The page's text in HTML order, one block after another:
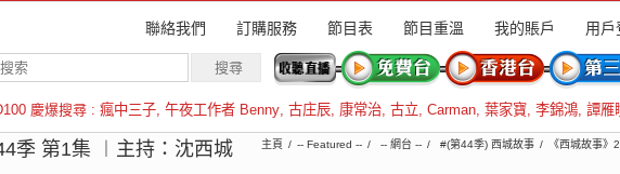
聯絡我們 訂購服務 節目表 節目重溫 我的賬戶 用戶
慶爆搜尋 : 瘋中三子, 午夜工作者 Benny, 古庄辰, 康常治, 古立, Carman, 葉家寶, 李錦鴻, 譚雁
倫斯
季 第1集 ︱主持：沈西城
主頁 -- Featured -- -- 網台 -- #(第44季) 西城故事
《西城故事